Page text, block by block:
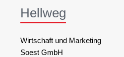
Hellweg
Wirtschaft und Marketing
Soest GmbH